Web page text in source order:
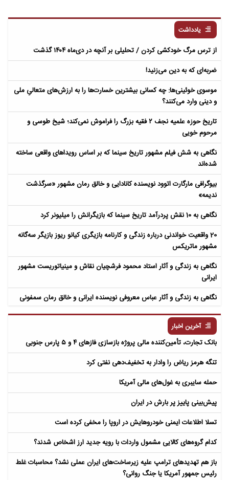
یادداشت
از ترس مرگ خودکشی کردن / تحلیلی بر آنچه در دی‌ماه ۱۴۰۴ گذشت
ضربه‌ای که به دین می‌زنید!
موسوی خوئینی‌ها: چه کسانی بیشترین خسارت‌ها را به ارزش‌های متعالیِ ملی
و دینی وارد می‌کنند؟
تاریخ حوزه علمیه نجف ۲ فقیه بزرگ را فراموش نمی‌کند؛ شیخ طوسی و
مرحوم خویی
نگاهی به شش فیلم مشهور تاریخ سینما که بر اساس رویداهای واقعی ساخته
شده‌اند
بیوگرافی مارگارت اتوود نویسنده کانادایی و خالق رمان مشهور «سرگذشت
ندیمه»
نگاهی به 10 نقش پردرآمد تاریخ سینما که بازیگرانش را میلیونر کرد
20 واقعیت خواندنی درباره زندگی و کارنامه بازیگری کیانو ریوز بازیگر سه‌گانه
مشهور ماتریکس
نگاهی به زندگی و آثار استاد محمود فرشچیان نقاش و مینیاتوریست مشهور
ایرانی
نگاهی به زندگی و آثار عباس معروفی نویسنده ایرانی و خالق رمان سمفونی
آخرین اخبار
بانک تجارت، تأمین‌کننده مالی پروژه بازسازی فازهای ۴ و ۵ پارس جنوبی
تنگه هرمز ریاض را وادار به تخفیف‌دهی نفتی کرد
حمله سایبری به غول‌های مالی آمریکا
پیش‌بینی پاییز پر بارش در ایران
تسلا اطلاعات ایمنی خودروهایش در اروپا را مخفی کرده است
کدام گروه‌های کالایی مشمول واردات با رویه جدید ارز اشخاص شدند؟
باز هم تهدیدهای ترامپ علیه زیرساخت‌های ایران عملی نشد؟ محاسبات غلط
رئیس جمهور آمریکا یا جنگ روانی؟